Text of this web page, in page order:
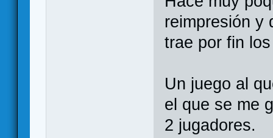
reimpresión y
trae por fin
Un juego al
el que se me
2 jugadores.